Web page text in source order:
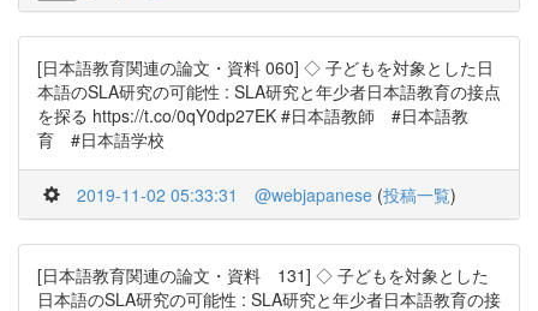
[日本語教育関連の論文・資料 060] ◇ 子どもを対象とした日
本語のSLA研究の可能性 : SLA研究と年少者日本語教育の接点
を探る https://t.co/0qY0dp27EK #日本語教師 #日本語教
育 #日本語学校
2019-11-02 05:33:31 @webjapanese (投稿一覧)
[日本語教育関連の論文・資料 131] ◇ 子どもを対象とした
日本語のSLA研究の可能性 : SLA研究と年少者日本語教育の接